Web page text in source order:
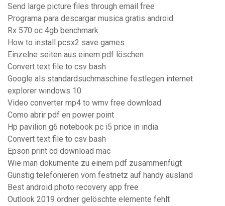
Send large picture files through email free
Programa para descargar musica gratis android
Rx 570 oc 4gb benchmark
How to install pcsx2 save games
Einzelne seiten aus einem pdf löschen
Convert text file to csv bash
Google als standardsuchmaschine festlegen internet
explorer windows 10
Video converter mp4 to wmv free download
Como abrir pdf en power point
Hp pavilion g6 notebook pc i5 price in india
Convert text file to csv bash
Epson print cd download mac
Wie man dokumente zu einem pdf zusammenfügt
Günstig telefonieren vom festnetz auf handy ausland
Best android photo recovery app free
Outlook 2019 ordner gelöschte elemente fehlt